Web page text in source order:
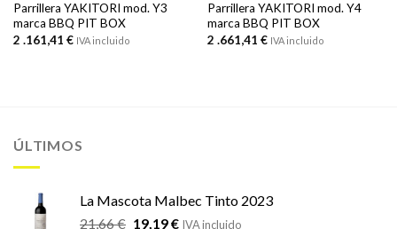
Parrillera YAKITORI mod. Y3
marca BBQ PIT BOX
2 .161,41 € IVA incluido
Parrillera YAKITORI mod. Y4
marca BBQ PIT BOX
2 .661,41 € IVA incluido
ÚLTIMOS
La Mascota Malbec Tinto 2023
21,66€ El
19,19€ElIVA incluido